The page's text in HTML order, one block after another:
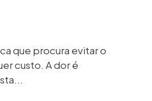
que procura evitar o
custo. A dor é